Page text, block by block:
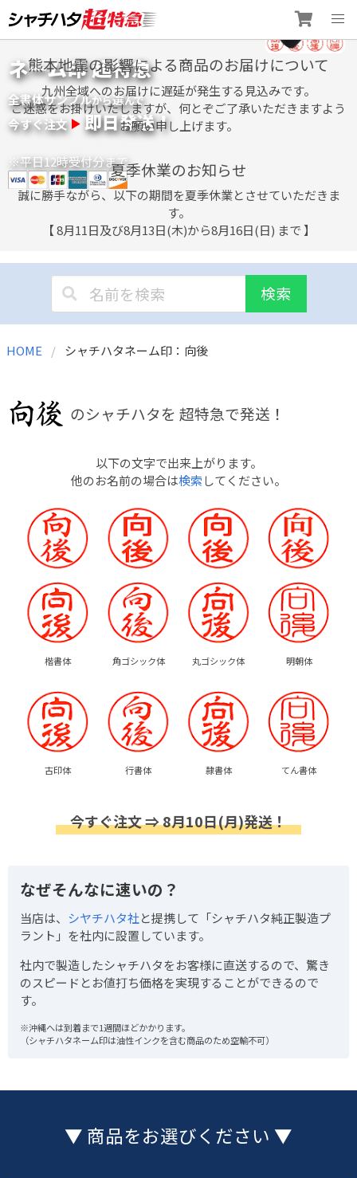
to
content
ネーム印 超特急
全書体サンプルから選んで
今すぐ注文 即日発送！
※平日12時受付分まで
熊本地震の影響による商品のお届けについて
九州全域へのお届けに遅延が発生する見込みです。
ご迷惑をお掛けいたしますが、何とぞご了承いただきますよう
お願い申し上げます。
夏季休業のお知らせ
誠に勝手ながら、以下の期間を夏季休業とさせていただきま
す。
【 8月11日及び8月13日(木)から8月16日(日) まで 】
検索
HOME シャチハタネーム印：向後
のシャチハタを 超特急で発送！
以下の文字で出来上がります。
他のお名前の場合は検索してください。
楷書体 角ゴシック体 丸ゴシック体 明朝体
古印体 行書体 隷書体 てん書体
今すぐ注文 ⇒ 8月10日(月)発送！
なぜそんなに速いの？
当店は、 シヤチハタ社と提携して「シャチハタ純正製造プ
ラント」を社内に設置しています。
社内で製造したシャチハタをお客様に直送するので、驚き
のスピードとお値打ち価格を実現することができるので
す。
※沖縄へは到着まで1週間ほどかかります。
（シャチハタネーム印は油性インクを含む商品のため空輸不可）
▼ 商品をお選びください ▼